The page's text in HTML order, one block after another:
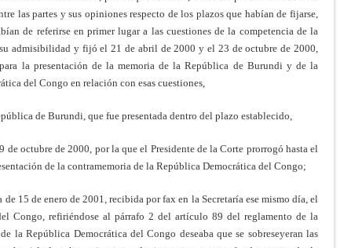
las partes y sus opiniones respecto de los plazos que habían de fijarse,
de referirse en primer lugar a las cuestiones de la competencia de la
admisibilidad y fijó el 21 de abril de 2000 y el 23 de octubre de 2000,
la presentación de la memoria de la República de Burundi y de la
del Congo en relación con esas cuestiones,
de Burundi, que fue presentada dentro del plazo establecido,
de octubre de 2000, por la que el Presidente de la Corte prorrogó hasta el
de la contramemoria de la República Democrática del Congo;
de 15 de enero de 2001, recibida por fax en la Secretaría ese mismo día, el
Congo, refiriéndose al párrafo 2 del artículo 89 del reglamento de la
la República Democrática del Congo deseaba que se sobreseyeran las